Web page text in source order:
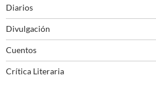
Diarios
Divulgación
Cuentos
Crítica Literaria